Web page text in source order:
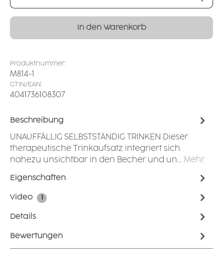
In den Warenkorb
Produktnummer:
M814-1
GTIN/EAN:
4041736108307
Beschreibung
UNAUFFÄLLIG SELBSTSTÄNDIG TRINKEN Dieser
therapeutische Trinkaufsatz integriert sich
nahezu unsichtbar in den Becher und un… Mehr
Eigenschaften
Video 1
Details
Bewertungen